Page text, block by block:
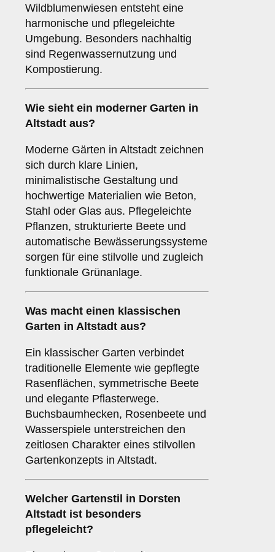
Wildblumenwiesen entsteht eine
harmonische und pflegeleichte
Umgebung. Besonders nachhaltig
sind Regenwassernutzung und
Kompostierung.
Wie sieht ein moderner Garten in
Altstadt aus?
Moderne Gärten in Altstadt zeichnen
sich durch klare Linien,
minimalistische Gestaltung und
hochwertige Materialien wie Beton,
Stahl oder Glas aus. Pflegeleichte
Pflanzen, strukturierte Beete und
automatische Bewässerungssysteme
sorgen für eine stilvolle und zugleich
funktionale Grünanlage.
Was macht einen klassischen
Garten in Altstadt aus?
Ein klassischer Garten verbindet
traditionelle Elemente wie gepflegte
Rasenflächen, symmetrische Beete
und elegante Pflasterwege.
Buchsbaumhecken, Rosenbeete und
Wasserspiele unterstreichen den
zeitlosen Charakter eines stilvollen
Gartenkonzepts in Altstadt.
Welcher Gartenstil in Dorsten
Altstadt ist besonders
pflegeleicht?